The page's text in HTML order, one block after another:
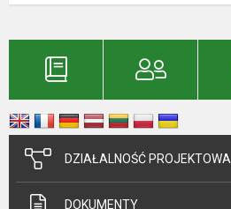
DZIAŁALNOŚĆ PROJEKTOWA
DOKUMENTY